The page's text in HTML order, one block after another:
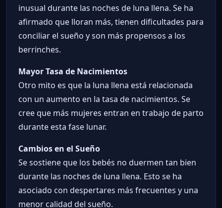
inusual durante las noches de luna llena. Se ha
afirmado que lloran más, tienen dificultades para
conciliar el sueño y son más propensos a los
berrinches.
Mayor Tasa de Nacimientos
Otro mito es que la luna llena está relacionada
con un aumento en la tasa de nacimientos. Se
cree que más mujeres entran en trabajo de parto
durante esta fase lunar.
Cambios en el Sueño
Se sostiene que los bebés no duermen tan bien
durante las noches de luna llena. Esto se ha
asociado con despertares más frecuentes y una
menor calidad del sueño.